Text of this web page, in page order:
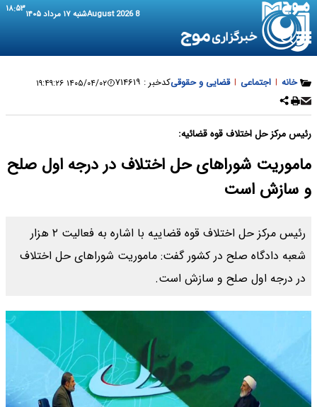
8 August 2026 شنبه ۱۷ مرداد ۱۴۰۵ ۱۸:۵۳
خانه | اجتماعی | قضایی و حقوقیکدخبر : ۷۱۴۶۱۹ ۱۴۰۵/۰۴/۰۲ ۱۹:۴۹:۲۶
رئیس مرکز حل اختلاف قوه قضائیه:
ماموریت شوراهای حل اختلاف در درجه اول صلح
و سازش است
رئیس مرکز حل اختلاف قوه قضاییه با اشاره به فعالیت ۲ هزار
شعبه دادگاه صلح در کشور گفت: ماموریت شوراهای حل اختلاف
در درجه اول صلح و سازش است.